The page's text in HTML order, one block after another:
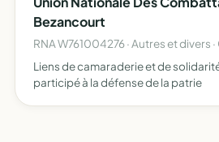
Bezancourt
RNA W761004276 · Autres et divers
Liens de camaraderie et de
participé à la défense de la patrie